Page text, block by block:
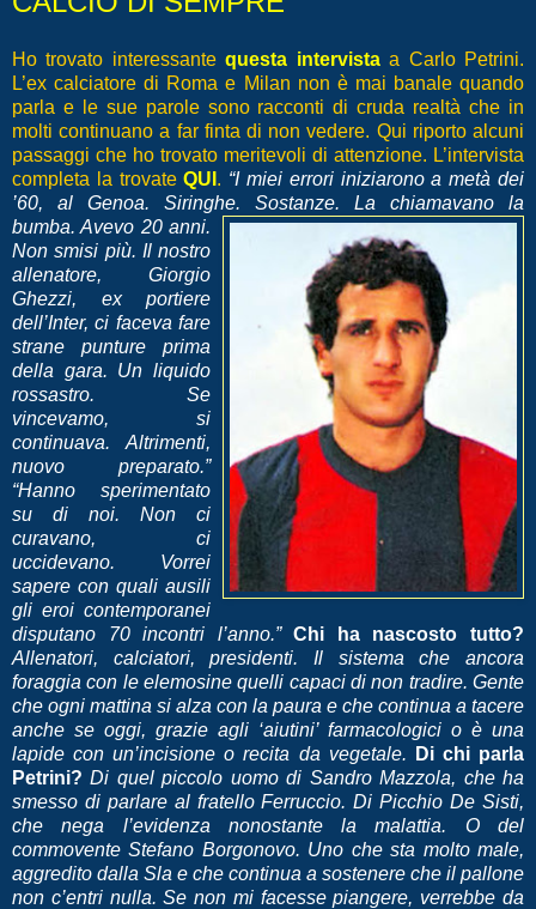
Ho trovato interessantequesta intervistaa Carlo Petrini.
L’ex calciatore di Roma e Milan non è mai banale quando
parla e le sue parole sono racconti di cruda realtà che in
molti continuano a far finta di non vedere. Qui riporto alcuni
passaggi che ho trovato meritevoli di attenzione. L’intervista
completa la trovate QUI . “I miei errori iniziarono a metà dei
’60, al Genoa. Siringhe. Sostanze. La chiamavano la
bumba. Avevo 20 anni.
Non smisi più. Il nostro
allenatore, Giorgio
Ghezzi, ex portiere
dell’Inter, ci faceva fare
strane punture prima
della gara. Un liquido
rossastro. Se
vincevamo, si
continuava. Altrimenti,
nuovo preparato.”
“Hanno sperimentato
su di noi. Non ci
curavano, ci
uccidevano. Vorrei
sapere con quali ausili
gli eroi contemporanei
disputano 70 incontri l’anno.”Chi ha nascosto tutto?
Allenatori, calciatori, presidenti. Il sistema che ancora
foraggia con le elemosine quelli capaci di non tradire. Gente
che ogni mattina si alza con la paura e che continua a tacere
anche se oggi, grazie agli ‘aiutini’ farmacologici o è una
lapide con un’incisione o recita da vegetale.
Di chi parla
Petrini?Di quel piccolo uomo di Sandro Mazzola, che ha
smesso di parlare al fratello Ferruccio. Di Picchio De Sisti,
che nega l’evidenza nonostante la malattia. O del
commovente Stefano Borgonovo. Uno che sta molto male,
aggredito dalla Sla e che continua a sostenere che il pallone
non c’entri nulla. Se non mi facesse piangere, verrebbe da